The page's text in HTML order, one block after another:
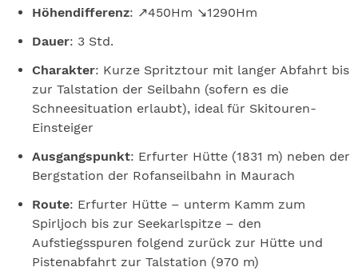
Höhendifferenz: ↗450Hm ↘1290Hm
Dauer: 3 Std.
Charakter: Kurze Spritztour mit langer Abfahrt bis
zur Talstation der Seilbahn (sofern es die
Schneesituation erlaubt), ideal für Skitouren-
Einsteiger
Ausgangspunkt: Erfurter Hütte (1831 m) neben der
Bergstation der Rofanseilbahn in Maurach
Route: Erfurter Hütte – unterm Kamm zum
Spirljoch bis zur Seekarlspitze – den
Aufstiegsspuren folgend zurück zur Hütte und
Pistenabfahrt zur Talstation (970 m)